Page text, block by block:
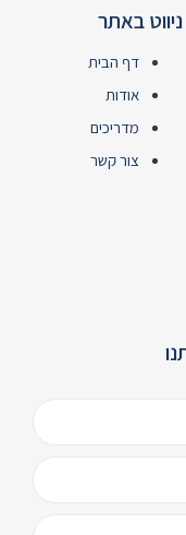
ניווט באתר
דף הבית
אודות
מדריכים
צור קשר